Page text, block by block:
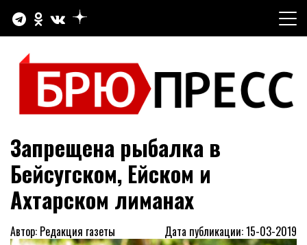
содержимому
БРЮПРЕСС
Официальный сайт газеты "Брюховецкие новости"
Запрещена рыбалка в
Бейсугском, Ейском и
Ахтарском лиманах
Автор: Редакция газеты Дата публикации: 15-03-2019